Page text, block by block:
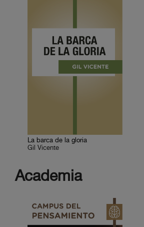
La barca de la gloria
Gil Vicente
Academia